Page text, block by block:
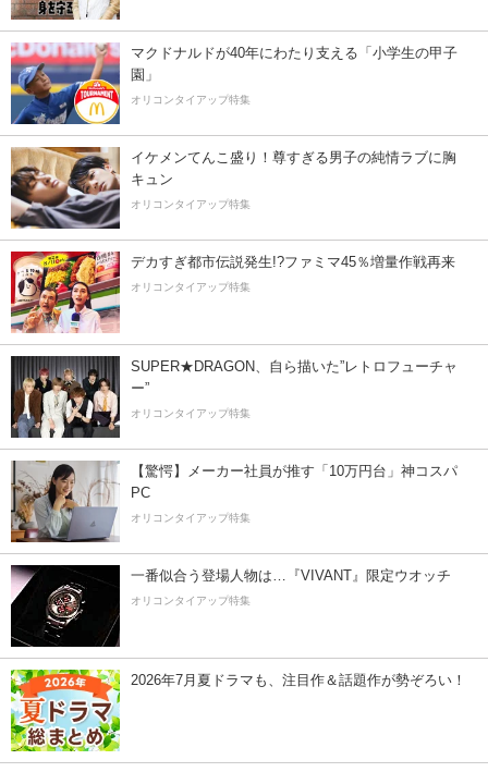
マクドナルドが40年にわたり支える「小学生の甲子
園」
オリコンタイアップ特集
イケメンてんこ盛り！尊すぎる男子の純情ラブに胸
キュン
オリコンタイアップ特集
デカすぎ都市伝説発生!?ファミマ45％増量作戦再来
オリコンタイアップ特集
SUPER★DRAGON、自ら描いた”レトロフューチャ
ー”
オリコンタイアップ特集
【驚愕】メーカー社員が推す「10万円台」神コスパ
PC
オリコンタイアップ特集
一番似合う登場人物は…『VIVANT』限定ウオッチ
オリコンタイアップ特集
2026年7月夏ドラマも、注目作＆話題作が勢ぞろい！